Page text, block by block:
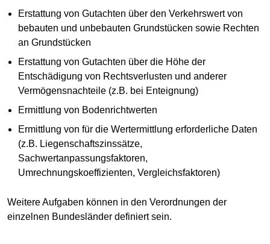
Erstattung von Gutachten über den Verkehrswert von
bebauten und unbebauten Grundstücken sowie Rechten
an Grundstücken
Erstattung von Gutachten über die Höhe der
Entschädigung von Rechtsverlusten und anderer
Vermögensnachteile (z.B. bei Enteignung)
Ermittlung von Bodenrichtwerten
Ermittlung von für die Wertermittlung erforderliche Daten
(z.B. Liegenschaftszinssätze,
Sachwertanpassungsfaktoren,
Umrechnungskoeffizienten, Vergleichsfaktoren)
Weitere Aufgaben können in den Verordnungen der
einzelnen Bundesländer definiert sein.